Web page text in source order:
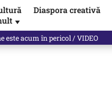
Diaspora creativă
▼
este acum în pericol / VIDEO